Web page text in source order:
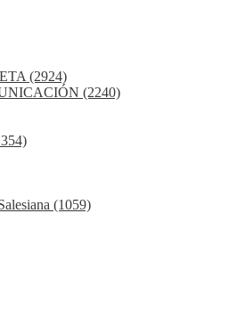
(2924)
(2240)
(1059)